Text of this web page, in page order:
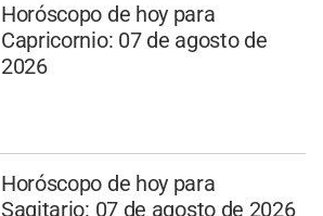
Horóscopo de hoy para
Capricornio: 07 de agosto de
2026
Horóscopo de hoy para
Sagitario: 07 de agosto de 2026